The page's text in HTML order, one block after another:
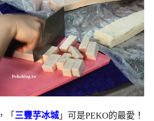
，「 三豐芋冰城」可是PEKO的最愛！